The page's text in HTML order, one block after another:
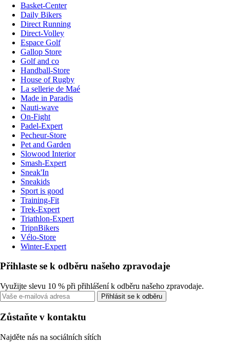
Basket-Center
Daily Bikers
Direct Running
Direct-Volley
Espace Golf
Gallop Store
Golf and co
Handball-Store
House of Rugby
La sellerie de Maé
Made in Paradis
Nauti-wave
On-Fight
Padel-Expert
Pecheur-Store
Pet and Garden
Slowood Interior
Smash-Expert
Sneak'In
Sneakids
Sport is good
Training-Fit
Trek-Expert
Triathlon-Expert
TripnBikers
Vélo-Store
Winter-Expert
Přihlaste se k odběru našeho zpravodaje
Využijte slevu 10 % při přihlášení k odběru našeho zpravodaje.
Přihlásit se k odběru
Zůstaňte v kontaktu
Najděte nás na sociálních sítích